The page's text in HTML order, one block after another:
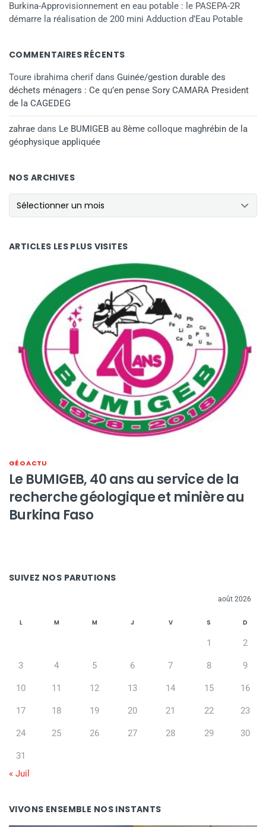
Burkina-Approvisionnement en eau potable : le PASEPA-2R
démarre la réalisation de 200 mini Adduction d’Eau Potable
COMMENTAIRES RÉCENTS
Toure ibrahima cherif dans Guinée/gestion durable des
déchets ménagers : Ce qu’en pense Sory CAMARA President
de la CAGEDEG
zahrae dans Le BUMIGEB au 8ème colloque maghrébin de la
géophysique appliquée
NOS ARCHIVES
ARTICLES LES PLUS VISITES
GÉO ACTU
Le BUMIGEB, 40 ans au service de la
recherche géologique et minière au
Burkina Faso
SUIVEZ NOS PARUTIONS
août 2026
L M M J V S D
1 2
3 4 5 6 7 8 9
10 11 12 13 14 15 16
17 18 19 20 21 22 23
24 25 26 27 28 29 30
31
« Juil
VIVONS ENSEMBLE NOS INSTANTS